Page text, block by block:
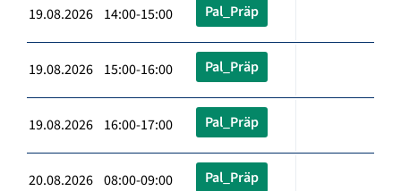
19.08.2026 14:00-15:00 Pal_Präp
19.08.2026 15:00-16:00 Pal_Präp
19.08.2026 16:00-17:00 Pal_Präp
20.08.2026 08:00-09:00 Pal_Präp